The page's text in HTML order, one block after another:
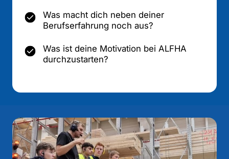
Was macht dich neben deiner
Berufserfahrung noch aus?
Was ist deine Motivation bei ALFHA
durchzustarten?